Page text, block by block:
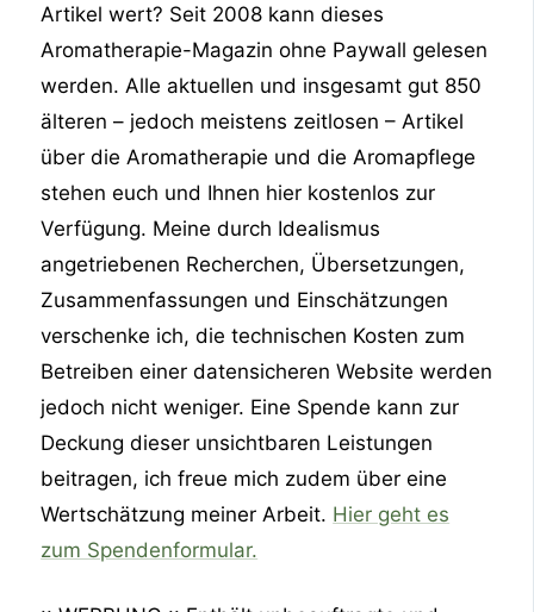
Artikel wert? Seit 2008 kann dieses
Aromatherapie-Magazin ohne Paywall gelesen
werden. Alle aktuellen und insgesamt gut 850
älteren – jedoch meistens zeitlosen – Artikel
über die Aromatherapie und die Aromapflege
stehen euch und Ihnen hier kostenlos zur
Verfügung. Meine durch Idealismus
angetriebenen Recherchen, Übersetzungen,
Zusammenfassungen und Einschätzungen
verschenke ich, die technischen Kosten zum
Betreiben einer datensicheren Website werden
jedoch nicht weniger. Eine Spende kann zur
Deckung dieser unsichtbaren Leistungen
beitragen, ich freue mich zudem über eine
Wertschätzung meiner Arbeit. Hier geht es
zum Spendenformular.